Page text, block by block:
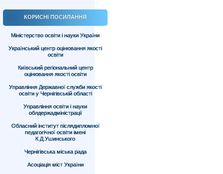
КОРИСНІ ПОСИЛАННЯ
Міністерство освіти і науки України
Український центр оцінювання якості
освіти
Київський регіональний центр
оцінювання якості освіти
Управління Державної служби якості
освіти у Чернігівській області
Управління освіти і науки
облдержадміністрації
Обласний інститут післядипломної
педагогічної освіти імені
К.Д.Ушинського
Чернігівська міська рада
Асоціація міст України